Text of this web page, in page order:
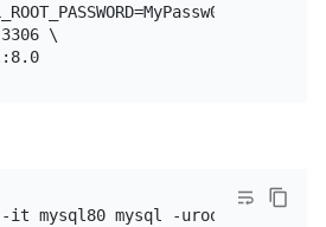
\
\
    -d mysql:8.0